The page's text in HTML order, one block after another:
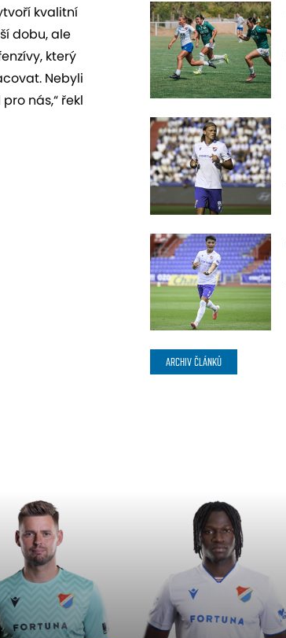
kvalitní
dobu, ale
který
Nebyli
nás,“ řekl
ARCHIV ČLÁNKŮ